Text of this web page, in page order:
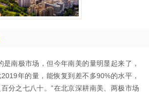
是南极市场，但今年南美的量明显起来了，
年的量，能恢复到差不多90%的水平，
分之七八十。”在北京深耕南美、两极市场